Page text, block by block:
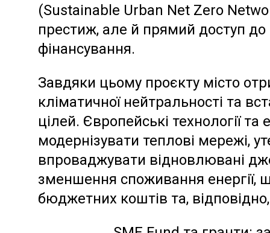
(Sustainable Urban Net Zero
престиж, але й прямий доступ до
фінансування.
Завдяки цьому проєкту місто
кліматичної нейтральності та
цілей. Європейські технології
модернізувати теплові мережі,
впроваджувати відновлювані
зменшення споживання
бюджетних коштів та,